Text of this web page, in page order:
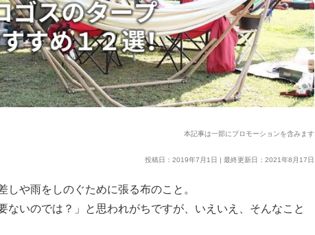
本記事は一部にプロモーションを含みます
投稿日：2019年7月1日 | 最終更新日：2021年8月17日
しや雨をしのぐために張る布のこと。
ないのでは？」と思われがちですが、いえいえ、そんなこと